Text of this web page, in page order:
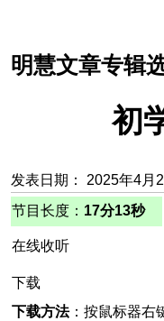
明慧文章专辑
初
发表日期： 2025年4月
节目长度： 17分13秒
在线收听
下载
下载方法：按鼠标器右